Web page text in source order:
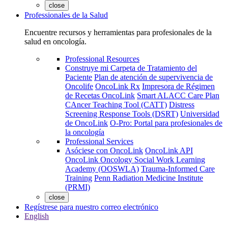
close
Professionales de la Salud
Encuentre recursos y herramientas para profesionales de la
salud en oncología.
Professional Resources
Construye mi Carpeta de Tratamiento del
Paciente Plan de atención de supervivencia de
Oncolife OncoLink Rx Impresora de Régimen
de Recetas OncoLink Smart ALACC Care Plan
CAncer Teaching Tool (CATT) Distress
Screening Response Tools (DSRT) Universidad
de OncoLink O-Pro: Portal para profesionales de
la oncología
Professional Services
Asóciese con OncoLink OncoLink API
OncoLink Oncology Social Work Learning
Academy (OOSWLA) Trauma-Informed Care
Training Penn Radiation Medicine Institute
(PRMI)
close
Regístrese para nuestro correo electrónico
English